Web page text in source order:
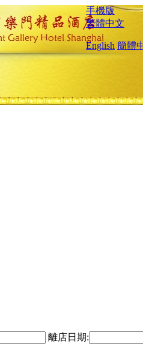
手機版
繁體中文
English 簡體
離店日期: